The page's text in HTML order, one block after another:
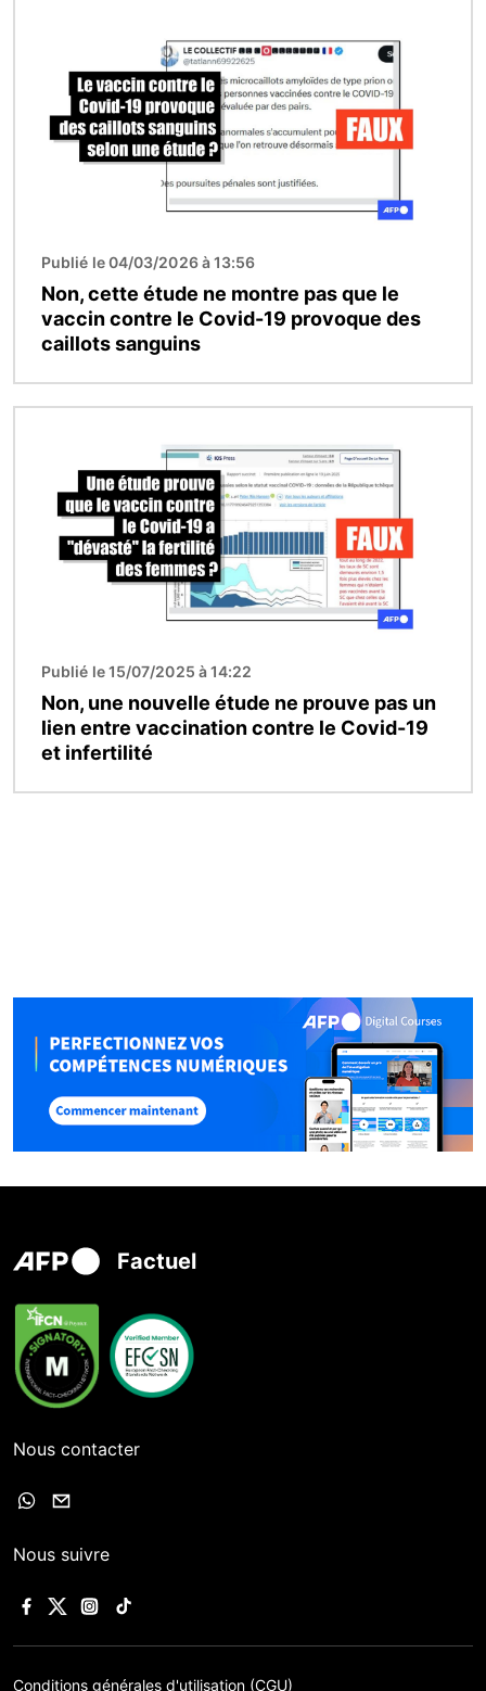
Publié le 04/03/2026 à 13:56
Non, cette étude ne montre pas que le
vaccin contre le Covid-19 provoque des
caillots sanguins
Publié le 15/07/2025 à 14:22
Non, une nouvelle étude ne prouve pas un
lien entre vaccination contre le Covid-19
et infertilité
Factuel
Nous contacter
Nous suivre
Conditions générales d'utilisation (CGU)